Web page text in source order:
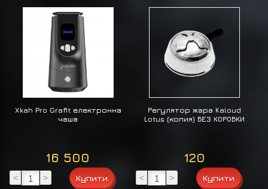
Xkah Pro Grafit електронна
чаша
16 500
< >
Регулятор жара Kaloud
Lotus (копия) БЕЗ КОРОБКИ
120
< >